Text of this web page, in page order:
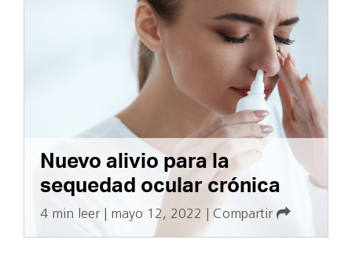
Nuevo alivio para la
sequedad ocular crónica
4 min leer| mayo 12, 2022 Compartir